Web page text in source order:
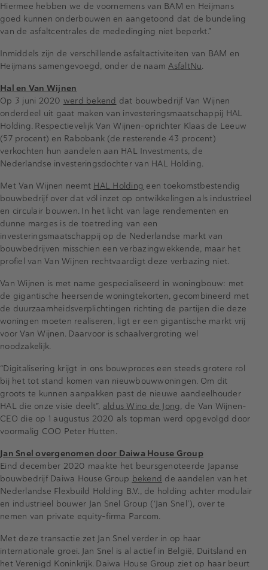
Hiermee hebben we de voornemens van BAM en Heijmans
goed kunnen onderbouwen en aangetoond dat de bundeling
van de asfaltcentrales de mededinging niet beperkt.”
Inmiddels zijn de verschillende asfaltactiviteiten van BAM en
Heijmans samengevoegd, onder de naamAsfaltNu.
Hal en Van Wijnen
Op 3 juni 2020 werd bekend dat bouwbedrijf Van Wijnen
onderdeel uit gaat maken van investeringsmaatschappij HAL
Holding. Respectievelijk Van Wijnen-oprichter Klaas de Leeuw
(57 procent) en Rabobank (de resterende 43 procent)
verkochten hun aandelen aan HAL Investments, de
Nederlandse investeringsdochter van HAL Holding.
Met Van Wijnen neemt HAL Holding een toekomstbestendig
bouwbedrijf over dat vól inzet op ontwikkelingen als industrieel
en circulair bouwen. In het licht van lage rendementen en
dunne marges is de toetreding van een
investeringsmaatschappij op de Nederlandse markt van
bouwbedrijven misschien een verbazingwekkende, maar het
profiel van Van Wijnen rechtvaardigt deze verbazing niet.
Van Wijnen is met name gespecialiseerd in woningbouw: met
de gigantische heersende woningtekorten, gecombineerd met
de duurzaamheidsverplichtingen richting de partijen die deze
woningen moeten realiseren, ligt er een gigantische markt vrij
voor Van Wijnen. Daarvoor is schaalvergroting wel
noodzakelijk.
“Digitalisering krijgt in ons bouwproces een steeds grotere rol
bij het tot stand komen van nieuwbouwwoningen. Om dit
groots te kunnen aanpakken past de nieuwe aandeelhouder
HAL die onze visie deelt”, aldus Wino de Jong, de Van Wijnen-
CEO die op 1 augustus 2020 als topman werd opgevolgd door
voormalig COO Peter Hutten.
Jan Snel overgenomen door Daiwa House Group
Eind december 2020 maakte het beursgenoteerde Japanse
bouwbedrijf Daiwa House Group bekend de aandelen van het
Nederlandse Flexbuild Holding B.V., de holding achter modulair
en industrieel bouwer Jan Snel Group (‘Jan Snel’), over te
nemen van private equity-firma Parcom.
Met deze transactie zet Jan Snel verder in op haar
internationale groei. Jan Snel is al actief in België, Duitsland en
het Verenigd Koninkrijk. Daiwa House Group ziet op haar beurt